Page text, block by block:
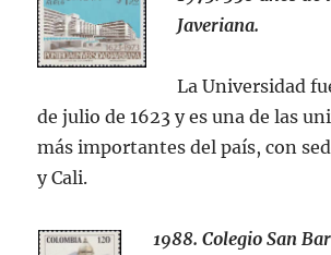
Javeriana.
La Universidad
de julio de 1623 y es una de las
más importantes del país, con
y Cali.
1988. Colegio San